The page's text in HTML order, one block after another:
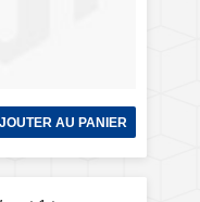
AU PANIER